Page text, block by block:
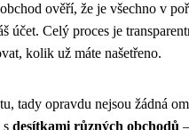
ověří, že je všechno v
účet. Celý proces je
kolik už máte našetřeno.
tady opravdu nejsou žádná
s desítkami různých obchodů